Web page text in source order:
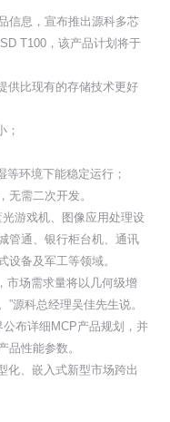
信息，宣布推出源科多芯
T100，该产品计划将于
供比现有的存储技术更好
；
环境下能稳定运行；
无需二次开发。
游戏机、图像应用处理设
管通、银行柜台机、通讯
备及军工等领域。
市场需求量将以几何级增
源科总经理吴佳先生说。
布详细MCP产品规划，并
品性能参数。
化、嵌入式新型市场跨出